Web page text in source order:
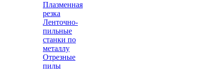
Плазменная
резка
Ленточно-
пильные
станки по
металлу
Отрезные
пилы